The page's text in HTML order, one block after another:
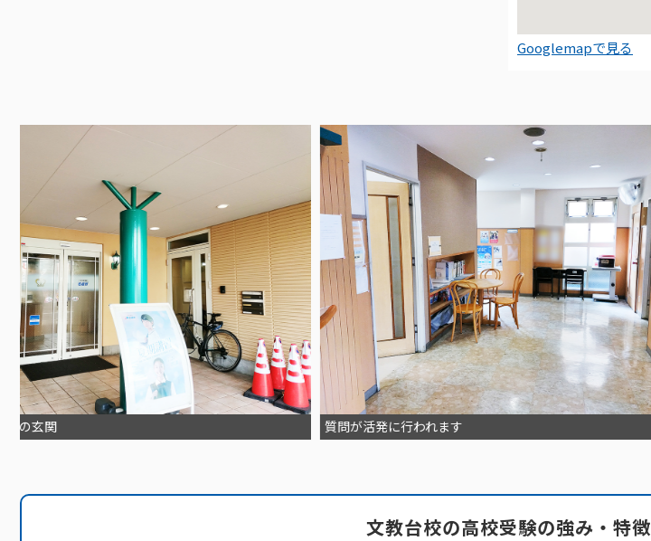
一社校
Googlemapで見る
の玄関 質問が活発に行われます
文教台校の高校受験の強み・特徴